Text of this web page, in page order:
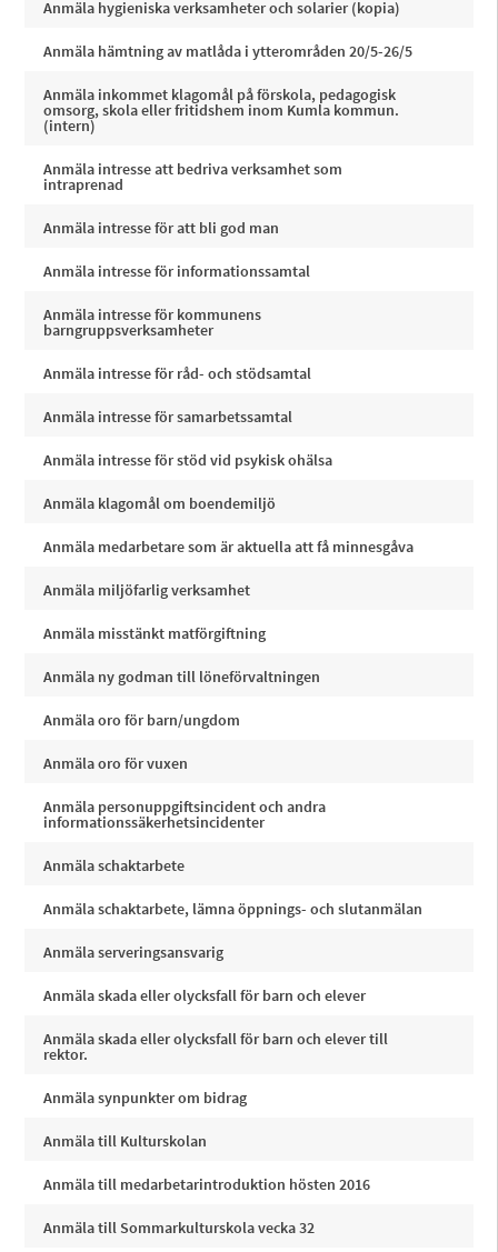
Anmäla hygieniska verksamheter och solarier (kopia)
Anmäla hämtning av matlåda i ytterområden 20/5-26/5
Anmäla inkommet klagomål på förskola, pedagogisk
omsorg, skola eller fritidshem inom Kumla kommun.
(intern)
Anmäla intresse att bedriva verksamhet som
intraprenad
Anmäla intresse för att bli god man
Anmäla intresse för informationssamtal
Anmäla intresse för kommunens
barngruppsverksamheter
Anmäla intresse för råd- och stödsamtal
Anmäla intresse för samarbetssamtal
Anmäla intresse för stöd vid psykisk ohälsa
Anmäla klagomål om boendemiljö
Anmäla medarbetare som är aktuella att få minnesgåva
Anmäla miljöfarlig verksamhet
Anmäla misstänkt matförgiftning
Anmäla ny godman till löneförvaltningen
Anmäla oro för barn/ungdom
Anmäla oro för vuxen
Anmäla personuppgiftsincident och andra
informationssäkerhetsincidenter
Anmäla schaktarbete
Anmäla schaktarbete, lämna öppnings- och slutanmälan
Anmäla serveringsansvarig
Anmäla skada eller olycksfall för barn och elever
Anmäla skada eller olycksfall för barn och elever till
rektor.
Anmäla synpunkter om bidrag
Anmäla till Kulturskolan
Anmäla till medarbetarintroduktion hösten 2016
Anmäla till Sommarkulturskola vecka 32